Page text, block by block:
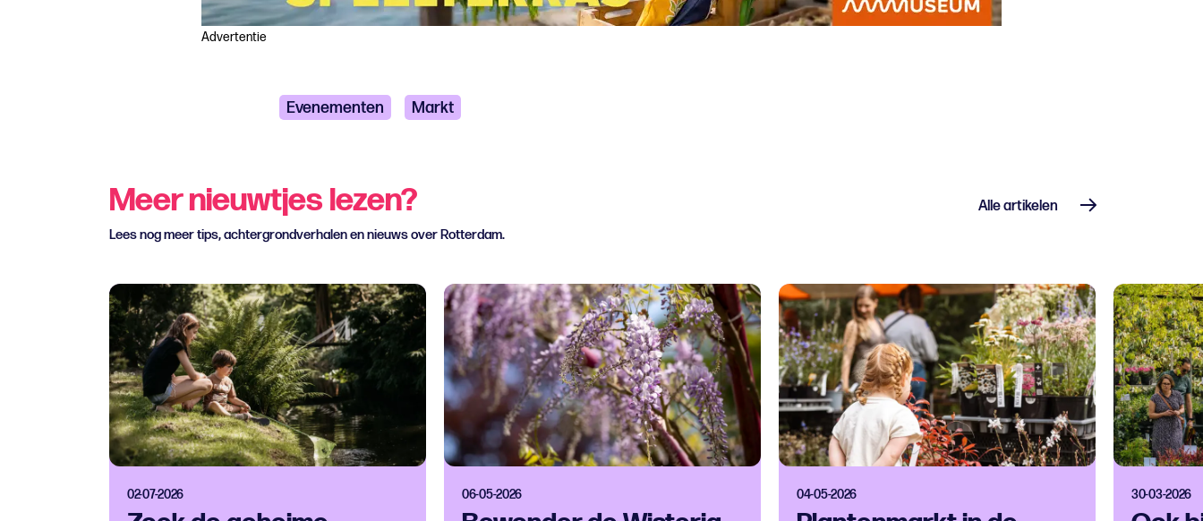
Advertentie
Evenementen Markt
Meer nieuwtjes lezen?
Lees nog meer tips, achtergrondverhalen en nieuws over Rotterdam.
Alle artikelen
02-07-2026 06-05-2026 04-05-2026 30-03-2026